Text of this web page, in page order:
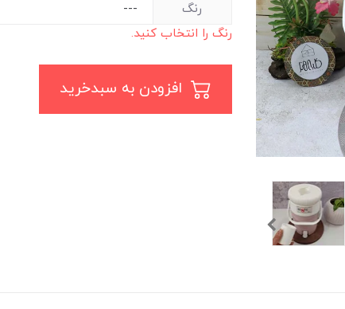
رنگ
رنگ را انتخاب کنید.